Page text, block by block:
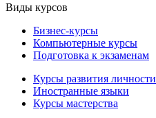
Виды курсов
Бизнес-курсы
Компьютерные курсы
Подготовка к экзаменам
Курсы развития личности
Иностранные языки
Курсы мастерства